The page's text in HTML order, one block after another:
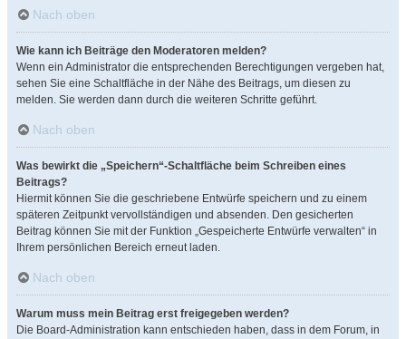
Nach oben
Wie kann ich Beiträge den Moderatoren melden?
Wenn ein Administrator die entsprechenden Berechtigungen vergeben hat,
sehen Sie eine Schaltfläche in der Nähe des Beitrags, um diesen zu
melden. Sie werden dann durch die weiteren Schritte geführt.
Nach oben
Was bewirkt die „Speichern“-Schaltfläche beim Schreiben eines
Beitrags?
Hiermit können Sie die geschriebene Entwürfe speichern und zu einem
späteren Zeitpunkt vervollständigen und absenden. Den gesicherten
Beitrag können Sie mit der Funktion „Gespeicherte Entwürfe verwalten“ in
Ihrem persönlichen Bereich erneut laden.
Nach oben
Warum muss mein Beitrag erst freigegeben werden?
Die Board-Administration kann entschieden haben, dass in dem Forum, in